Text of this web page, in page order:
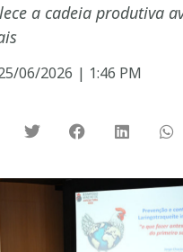
a cadeia produtiva
06/2026 | 1:46 PM